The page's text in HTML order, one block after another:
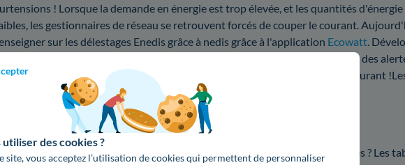
des cookies ?
site, vous acceptez l’utilisation de cookies qui permettent de personnaliser
! Lorsque la demande en énergie est trop élevée, et les quantités
les gestionnaires de réseau se retrouvent forcés de couper le courant.
sur les délestages Enedis grâce à nedis grâce à l'application Ecowatt.
RTE, elle vous informe sur les risques de coupure Enedis en direct et à travers des
il faudra surveiller votre consommation pour éviter la coupure de courant
Contes ne sont pas identiques selon la panne que vous avez.
Coupure au 06390 : combien coûte une intervention ?
Besoin d'en apprendre plus sur le dépannage Enedis dans les Alpes-Maritimes ? Les